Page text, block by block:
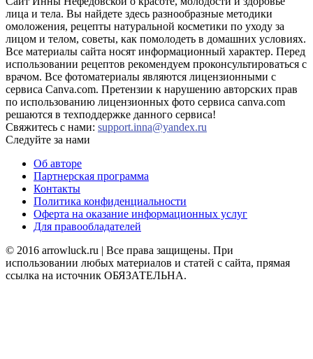
лица и тела. Вы найдете здесь разнообразные методики
омоложения, рецепты натуральной косметики по уходу за
лицом и телом, советы, как помолодеть в домашних условиях.
Все материалы сайта носят информационный характер. Перед
использовании рецептов рекомендуем проконсультироваться с
врачом. Все фотоматериалы являются лицензионными с
сервиса Canva.com. Претензии к нарушению авторских прав
по использованию лицензионных фото сервиса canva.com
решаются в техподдержке данного сервиса!
Свяжитесь с нами: support.inna@yandex.ru
Следуйте за нами
Об авторе
Партнерская программа
Контакты
Политика конфиденциальности
Оферта на оказание информационных услуг
Для правообладателей
© 2016 arrowluck.ru | Все права защищены. При
использовании любых материалов и статей с сайта, прямая
ссылка на источник ОБЯЗАТЕЛЬНА.